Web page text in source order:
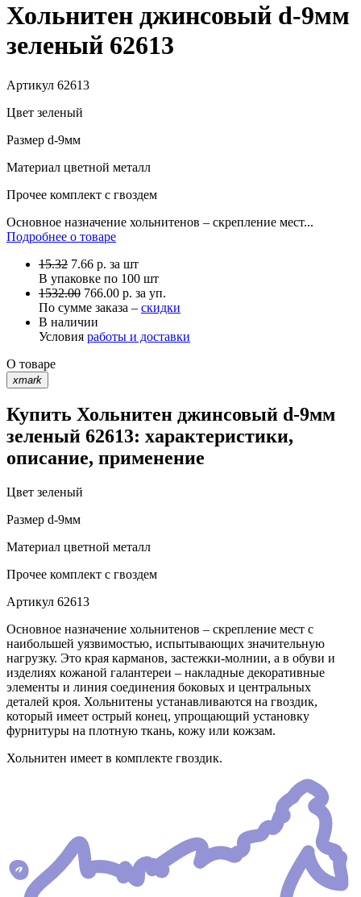
Хольнитен джинсовый d-9мм
зеленый 62613
Артикул 62613
Цвет зеленый
Размер d-9мм
Материал цветной металл
Прочее комплект с гвоздем
Основное назначение хольнитенов – скрепление мест...
Подробнее о товаре
15.32 7.66 р. за шт
В упаковке по 100 шт
1532.00 766.00 р. за уп.
По сумме заказа – скидки
В наличии
Условия работы и доставки
О товаре
xmark
Купить Хольнитен джинсовый d-9мм
зеленый 62613: характеристики,
описание, применение
Цвет зеленый
Размер d-9мм
Материал цветной металл
Прочее комплект с гвоздем
Артикул 62613
Основное назначение хольнитенов – скрепление мест с
наибольшей уязвимостью, испытывающих значительную
нагрузку. Это края карманов, застежки-молнии, а в обуви и
изделиях кожаной галантереи – накладные декоративные
элементы и линия соединения боковых и центральных
деталей кроя. Хольнитены устанавливаются на гвоздик,
который имеет острый конец, упрощающий установку
фурнитуры на плотную ткань, кожу или кожзам.
Хольнитен имеет в комплекте гвоздик.